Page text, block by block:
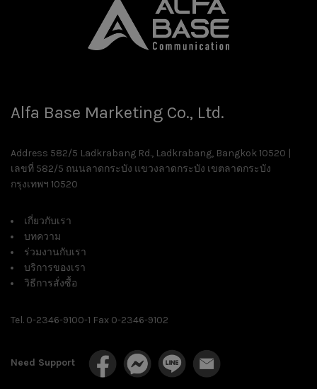
Alfa Base Marketing Co., Ltd.
Address 582/5 Ladkrabang Rd., Ladkrabang, Bangkok 10520 |
เลขที่ 582/5 ถนนลาดกระบัง แขวงลาดกระบัง เขตลาดกระบัง
กรุงเทพฯ 10520
เกี่ยวกับเรา
บทความ
ร่วมงานกับเรา
บริการของเรา
วิธีการสั่งซื้อ
Tel. 0-2346-9100-1 Fax 0-2346-9102
Need Support